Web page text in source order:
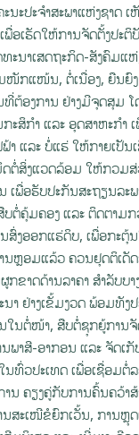
ະນະປະຈຳສະພາແຫ່ງຊາ
ອເຮັດໃຫ້ການຈັດຕັ້ງປະ
ນາເສດຖະກິດ-ສັງຄົມແ
ໜັກແໜ້ນ, ຕໍ່ເນື່ອງ, ຍືນຍົ
ຕ້ອງການ ຢ່າງມີຈຸດສຸມ ໂ
ະສິກຳ ແລະ ອຸດສາຫະກ
າ ແລະ ບໍ່ແຮ່ ໃຫ້ກາຍເປັ
ດຕໍ່ສິ່ງແວດລ້ອມ ໃຫ້ກວມ
ເພື່ອຮັບປະກັນສະຖຽນລະ
ບຕໍ່ຄຸ້ມຄອງ ແລະ ຕິດຕາ
ສົ່ງອອກແຮ່ດິບ, ເພື່ອກະຕຸ້
ານຫຼອມແລ້ວ ຄວນຢຸດຕິ
ຂາດດ້ານລາຄາ ສໍາລັບ
າ ຢ່າງເຂັ້ມງວດ ພ້ອມທັງ
ນຕໍ່ໜ້າ, ສືບຕໍ່ຊຸກຍູ້ການຈັ
າສີ-ອາກອນ ແລະ ຈັດເ
ວປະເທດ ເພື່ອເຊື່ອມຕໍ່
ນ ຄຽງຄູ່ກັບການຄົ້ນຄວ້
ສະເໜີຂໍຍົກເວັ້ນ, ການ